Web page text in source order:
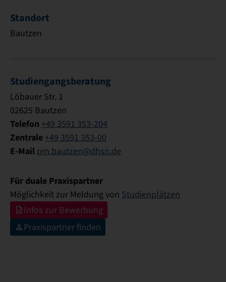
Standort
Bautzen
Studiengangsberatung
Löbauer Str. 1
02625 Bautzen
Telefon +49 3591 353-204
Zentrale +49 3591 353-00
E-Mail pm.bautzen@dhsn.de
Für duale Praxispartner
Möglichkeit zur Meldung von Studienplätzen
Infos zur Bewerbung
Praxispartner finden